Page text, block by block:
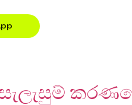
සැලැසුම්